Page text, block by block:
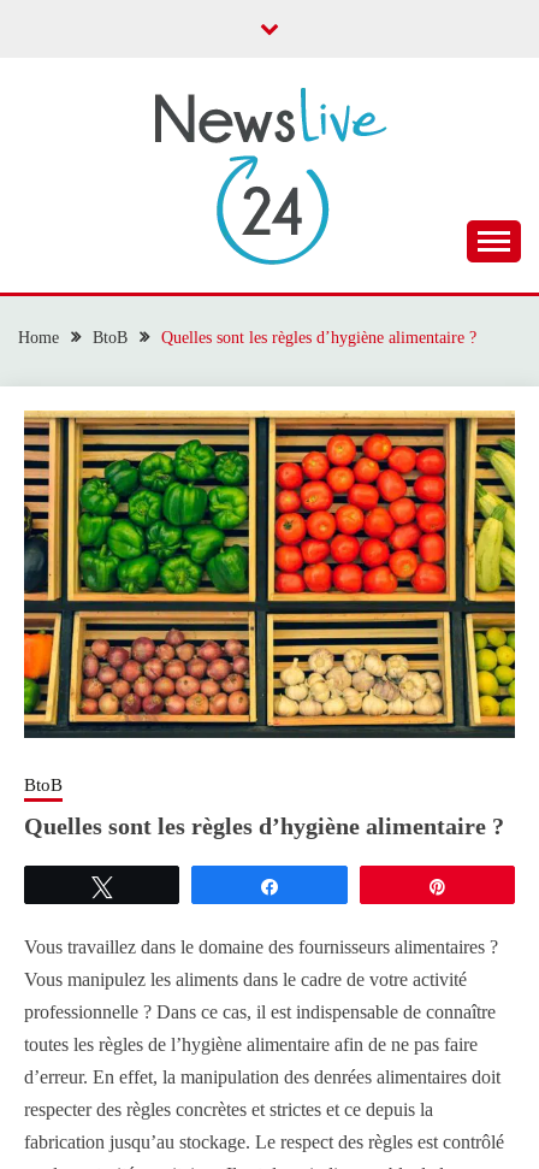
NEWS LIVE 24
Home BtoB Quelles sont les règles d’hygiène alimentaire ?
BtoB
Quelles sont les règles d’hygiène alimentaire ?
Vous travaillez dans le domaine des fournisseurs alimentaires ?
Vous manipulez les aliments dans le cadre de votre activité
professionnelle ? Dans ce cas, il est indispensable de connaître
toutes les règles de l’hygiène alimentaire afin de ne pas faire
d’erreur. En effet, la manipulation des denrées alimentaires doit
respecter des règles concrètes et strictes et ce depuis la
fabrication jusqu’au stockage. Le respect des règles est contrôlé